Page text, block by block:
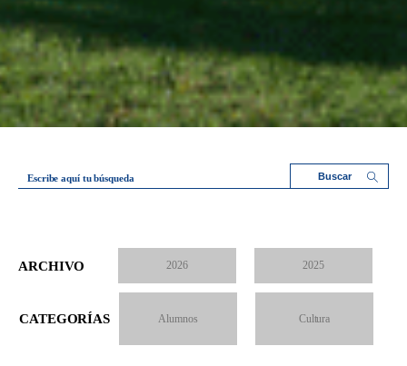
Escribe aquí tu búsqueda
ARCHIVO 2026 2025
CATEGORÍAS Alumnos Cultura